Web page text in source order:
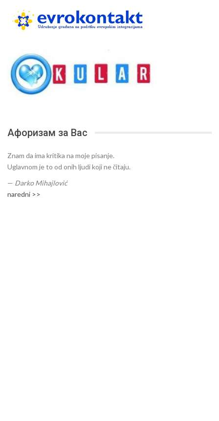
Афоризам за Вас
Znam da ima kritika na moje pisanje.
Uglavnom je to od onih ljudi koji ne čitaju.
— Darko Mihajlović
naredni >>